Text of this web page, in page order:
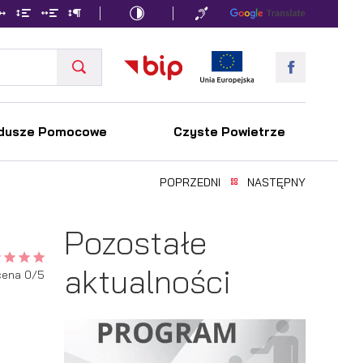
Pomocowe Czyste Powietrze
POPRZEDNI NASTĘPNY
0/5
Pozostałe
aktualności